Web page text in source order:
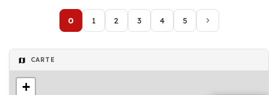
0 1 2 3 4 5
CARTE
+